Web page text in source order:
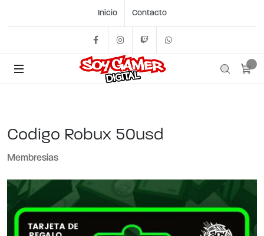
Inicio Contacto
FacebookInstagram
Twitch
Codigo Robux 50usd
Membresias